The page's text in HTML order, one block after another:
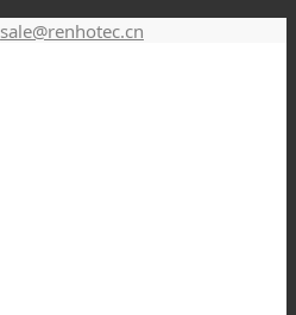
sale@renhotec.cn